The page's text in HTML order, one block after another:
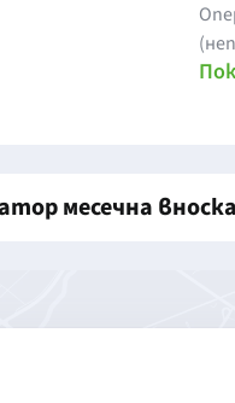
месечна вноска